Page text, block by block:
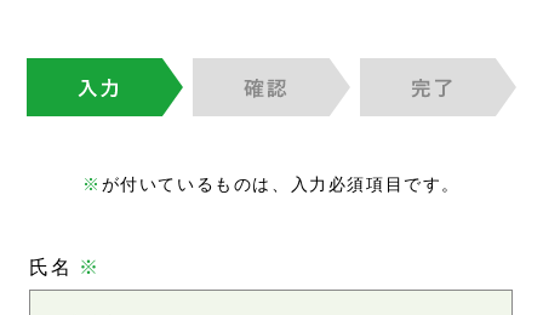
※ が付いているものは、入力必須項目です。
氏名 ※